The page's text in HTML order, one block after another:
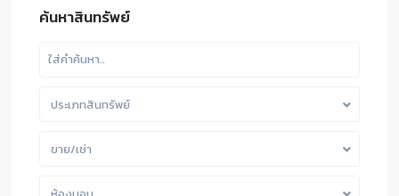
ค้นหาสินทรัพย์
ประเภทสินทรัพย์
ขาย/เช่า